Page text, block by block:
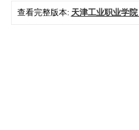
查看完整版本: 天津工业职业学